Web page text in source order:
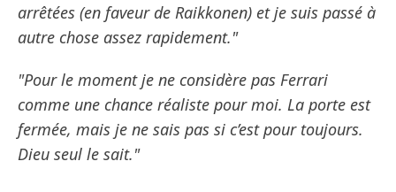
arrêtées (en faveur de Raikkonen) et je suis passé à
autre chose assez rapidement."
"Pour le moment je ne considère pas Ferrari
comme une chance réaliste pour moi. La porte est
fermée, mais je ne sais pas si c’est pour toujours.
Dieu seul le sait."